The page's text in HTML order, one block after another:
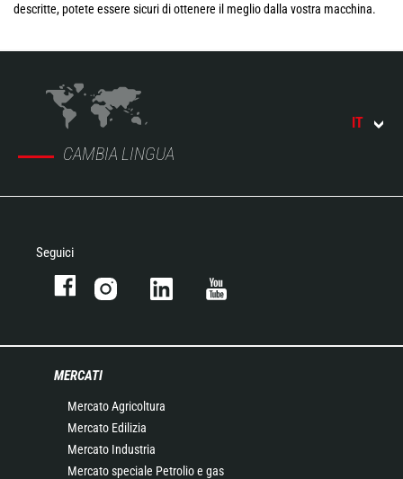
descritte, potete essere sicuri di ottenere il meglio dalla vostra macchina.
CAMBIA LINGUA
IT
Seguici
MERCATI
Mercato Agricoltura
Mercato Edilizia
Mercato Industria
Mercato speciale Petrolio e gas